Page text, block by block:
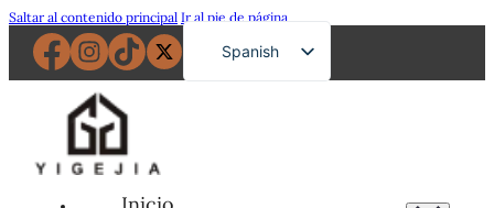
Saltar al contenido principal Ir al pie de página
Spanish
English